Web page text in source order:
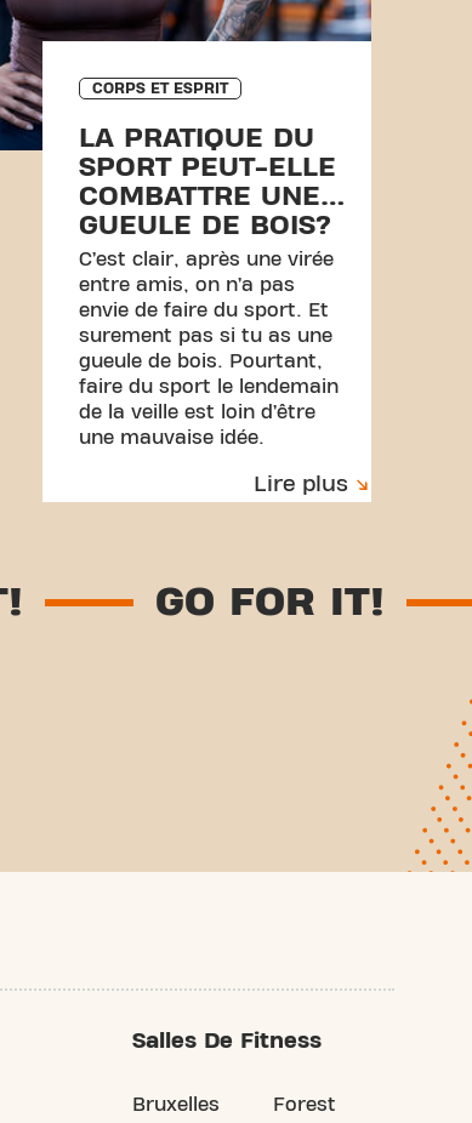
CORPS ET ESPRIT
LA PRATIQUE DU
SPORT PEUT-ELLE
COMBATTRE UNE
GUEULE DE BOIS?
C’est clair, après une virée
entre amis, on n’a pas
envie de faire du sport. Et
surement pas si tu as une
gueule de bois. Pourtant,
faire du sport le lendemain
de la veille est loin d’être
une mauvaise idée.
Lire plus
FOR IT! GO
Salles De Fitness
Bruxelles Forest